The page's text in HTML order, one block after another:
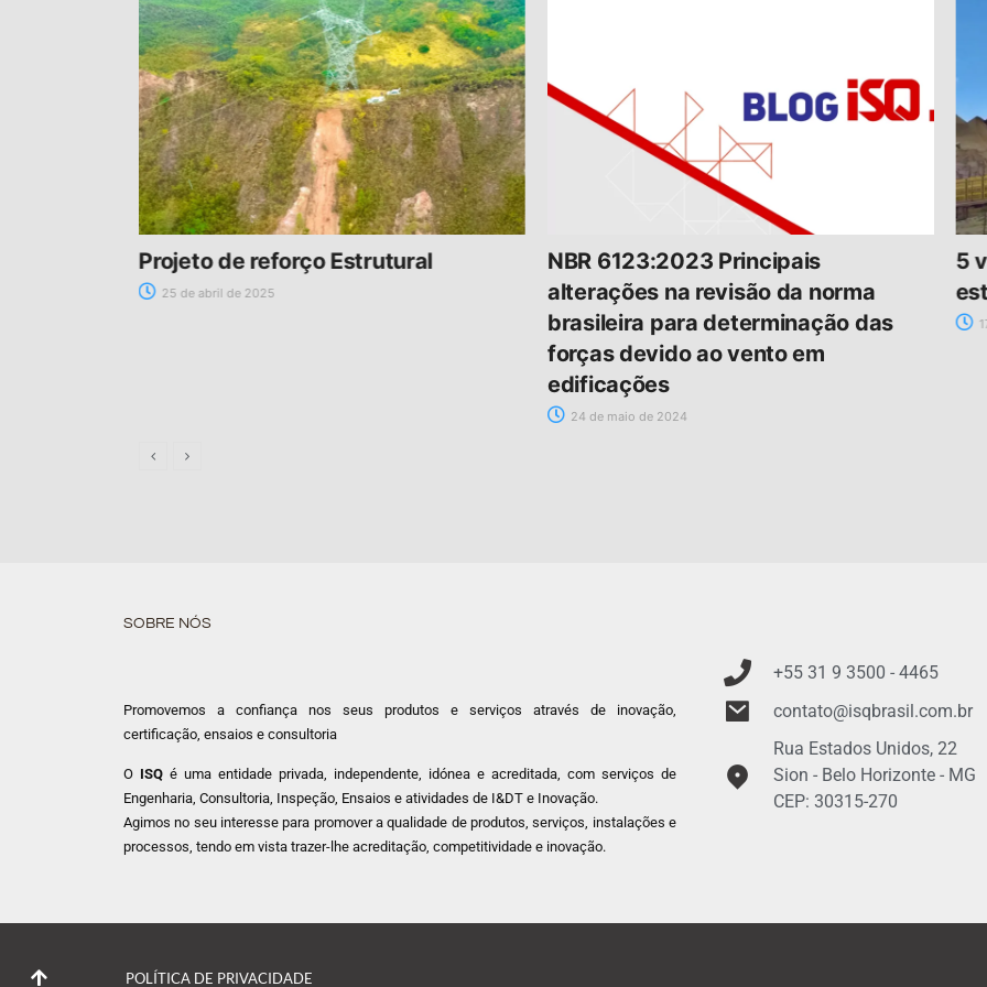
Projeto de reforço Estrutural
25 de abril de 2025
NBR 6123:2023 Principais
alterações na revisão da norma
brasileira para determinação das
forças devido ao vento em
edificações
24 de maio de 2024
5
SOBRE NÓS
Promovemos a confiança nos seus produtos e serviços através de inovação,
certificação, ensaios e consultoria
O ISQ é uma entidade privada, independente, idónea e acreditada, com serviços de
Engenharia, Consultoria, Inspeção, Ensaios e atividades de I&DT e Inovação.
Agimos no seu interesse para promover a qualidade de produtos, serviços, instalações e
processos, tendo em vista trazer-lhe acreditação, competitividade e inovação.
+55 31 93500 - 4465
contato@isqbrasil.com.br
Rua Estados Unidos, 22
Sion - Belo Horizonte - MG
CEP: 30315-270
POLÍTICA DE PRIVACIDADE